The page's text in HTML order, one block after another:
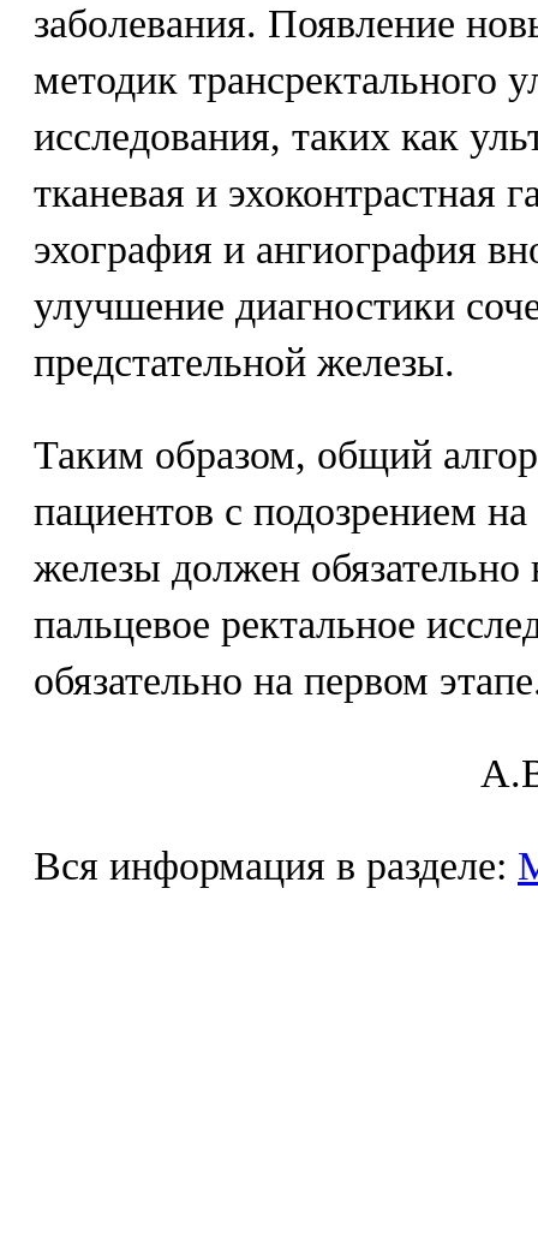
заболевания. Появление
методик трансректального
исследования, таких как
тканевая и эхоконтрастная
эхография и ангиография
улучшение диагностики
предстательной железы.
Таким образом, общий
пациентов с подозрением
железы должен обязательно
пальцевое ректальное
обязательно на первом
Вся информация в разделе: